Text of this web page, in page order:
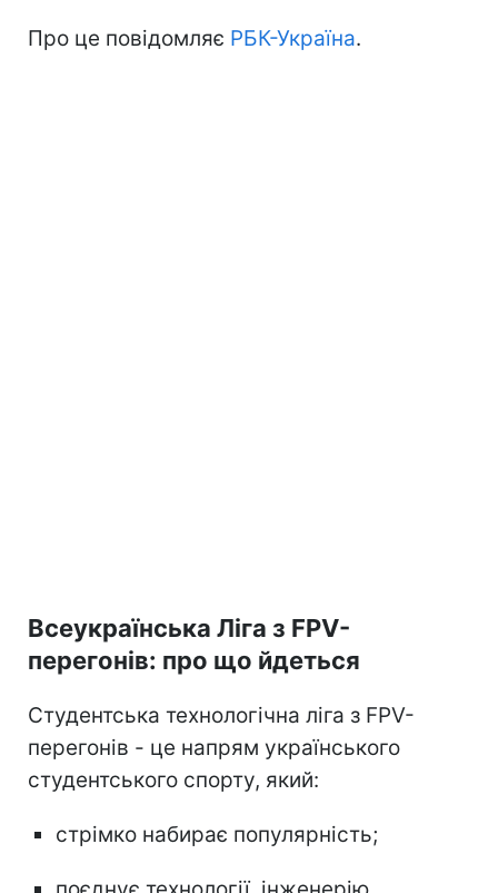
Про це повідомляє РБК-Україна.
Всеукраїнська Ліга з FPV-
перегонів: про що йдеться
Студентська технологічна ліга з FPV-
перегонів - це напрям українського
студентського спорту, який:
стрімко набирає популярність;